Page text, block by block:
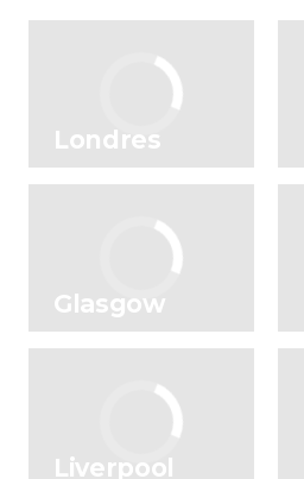
Londres
Glasgow
Liverpool